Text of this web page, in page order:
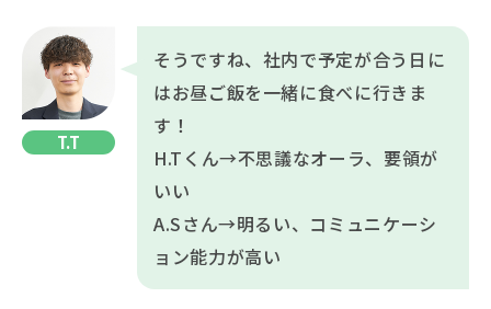
T.T
そうですね、社内で予定が合う日に
はお昼ご飯を一緒に食べに行きま
す！
H.Tくん→不思議なオーラ、要領が
いい
A.Sさん→明るい、コミュニケーシ
ョン能力が高い